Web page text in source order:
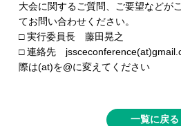
大会に関するご質問、ご要望などが
てお問い合わせください。
□ 実行委員長 藤田晃之
□ 連絡先
際は(at)を@に変えてください
一覧に戻る